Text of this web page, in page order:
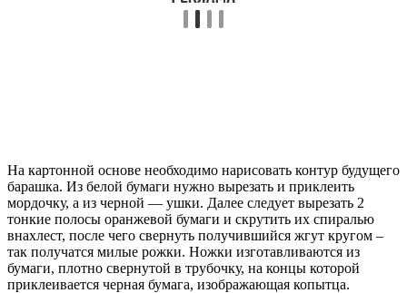
На картонной основе необходимо нарисовать контур будущего
барашка. Из белой бумаги нужно вырезать и приклеить
мордочку, а из черной — ушки. Далее следует вырезать 2
тонкие полосы оранжевой бумаги и скрутить их спиралью
внахлест, после чего свернуть получившийся жгут кругом –
так получатся милые рожки. Ножки изготавливаются из
бумаги, плотно свернутой в трубочку, на концы которой
приклеивается черная бумага, изображающая копытца.